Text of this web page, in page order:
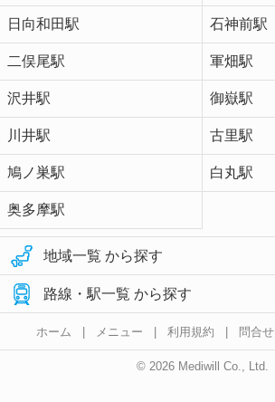
日向和田駅 石神前駅
二俣尾駅 軍畑駅
沢井駅 御嶽駅
川井駅 古里駅
鳩ノ巣駅 白丸駅
奥多摩駅
地域一覧 から探す
路線・駅一覧 から探す
ホーム | メニュー | 利用規約 | 問合せ
© 2026 Mediwill Co., Ltd.